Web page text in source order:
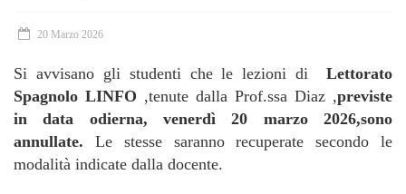
20 Marzo 2026
Si avvisano gli studenti che le lezioni di
Lettorato
Spagnolo LINFO ,tenute dalla Prof.ssa Diaz ,previste
in data odierna, venerdì 20 marzo 2026,sono
annullate. Le stesse saranno recuperate secondo le
modalità indicate dalla docente.